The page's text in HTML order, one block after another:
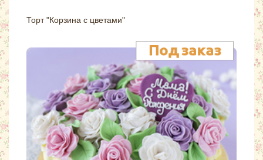
Торт "Корзина с цветами"